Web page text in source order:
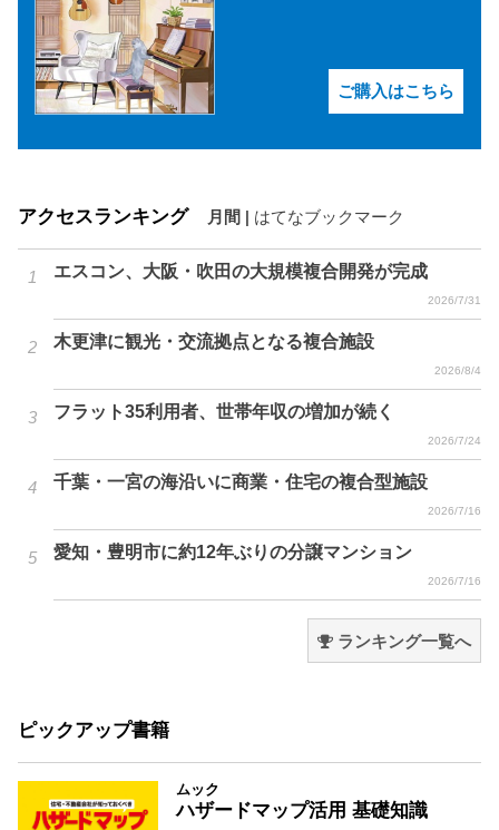
ご購入はこちら
アクセスランキング 月間 はてなブックマーク
エスコン、大阪・吹田の大規模複合開発が完成
2026/7/31
木更津に観光・交流拠点となる複合施設
2026/8/4
フラット35利用者、世帯年収の増加が続く
2026/7/24
千葉・一宮の海沿いに商業・住宅の複合型施設
2026/7/16
愛知・豊明市に約12年ぶりの分譲マンション
2026/7/16
ランキング一覧へ
ピックアップ書籍
ムック
ハザードマップ活用 基礎知識